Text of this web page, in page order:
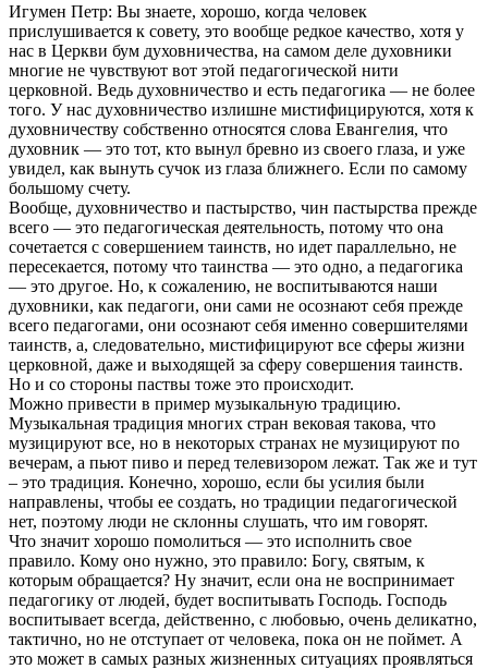
Игумен Петр: Вы знаете, хорошо, когда человек
прислушивается к совету, это вообще редкое качество, хотя у
нас в Церкви бум духовничества, на самом деле духовники
многие не чувствуют вот этой педагогической нити
церковной. Ведь духовничество и есть педагогика — не более
того. У нас духовничество излишне мистифицируются, хотя к
духовничеству собственно относятся слова Евангелия, что
духовник — это тот, кто вынул бревно из своего глаза, и уже
увидел, как вынуть сучок из глаза ближнего. Если по самому
большому счету.
Вообще, духовничество и пастырство, чин пастырства прежде
всего — это педагогическая деятельность, потому что она
сочетается с совершением таинств, но идет параллельно, не
пересекается, потому что таинства — это одно, а педагогика
— это другое. Но, к сожалению, не воспитываются наши
духовники, как педагоги, они сами не осознают себя прежде
всего педагогами, они осознают себя именно совершителями
таинств, а, следовательно, мистифицируют все сферы жизни
церковной, даже и выходящей за сферу совершения таинств.
Но и со стороны паствы тоже это происходит.
Можно привести в пример музыкальную традицию.
Музыкальная традиция многих стран вековая такова, что
музицируют все, но в некоторых странах не музицируют по
вечерам, а пьют пиво и перед телевизором лежат. Так же и тут
– это традиция. Конечно, хорошо, если бы усилия были
направлены, чтобы ее создать, но традиции педагогической
нет, поэтому люди не склонны слушать, что им говорят.
Что значит хорошо помолиться — это исполнить свое
правило. Кому оно нужно, это правило: Богу, святым, к
которым обращается? Ну значит, если она не воспринимает
педагогику от людей, будет воспитывать Господь. Господь
воспитывает всегда, действенно, с любовью, очень деликатно,
тактично, но не отступает от человека, пока он не поймет. А
это может в самых разных жизненных ситуациях проявляться